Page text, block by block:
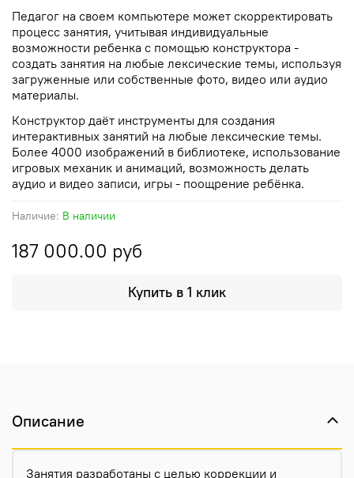
Наличие: В наличии
187 000.00 руб
Купить в 1 клик
Педагог на своем компьютере может скорректировать
процесс занятия, учитывая индивидуальные
возможности ребенка с помощью конструктора -
создать занятия на любые лексические темы, используя
загруженные или собственные фото, видео или аудио
материалы.
Конструктор даёт инструменты для создания
интерактивных занятий на любые лексические темы.
Более 4000 изображений в библиотеке, использование
игровых механик и анимаций, возможность делать
аудио и видео записи, игры - поощрение ребёнка.
Описание
Занятия разработаны с целью коррекции и